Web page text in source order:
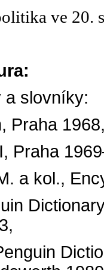
ve 20.
a slovníky:
Praha
Praha
a kol.,